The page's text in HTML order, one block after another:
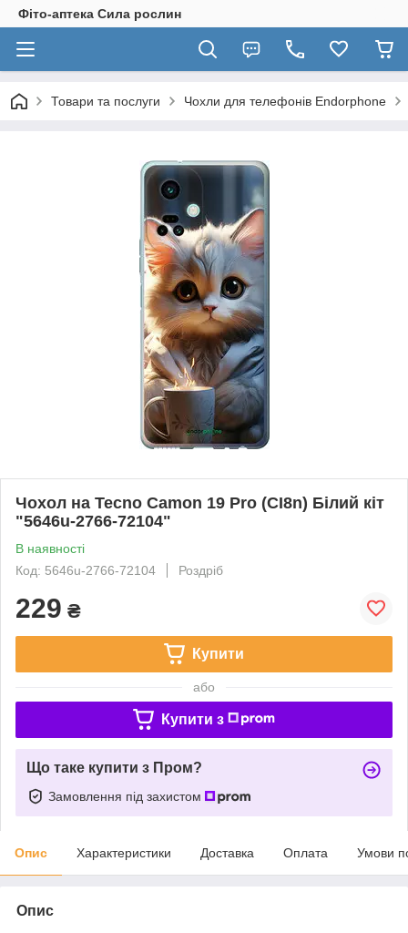
Фіто-аптека Сила рослин
Товари та послуги Чохли для телефонів Endorphone
Чохол на Tecno Camon 19 Pro (CI8n) Білий кіт
"5646u-2766-72104"
В наявності
Код: 5646u-2766-72104
Роздріб
229 ₴
Купити
або
Купити з
Що таке купити з Пром?
Замовлення під захистом
Опис Характеристики Доставка Оплата Умови
Опис